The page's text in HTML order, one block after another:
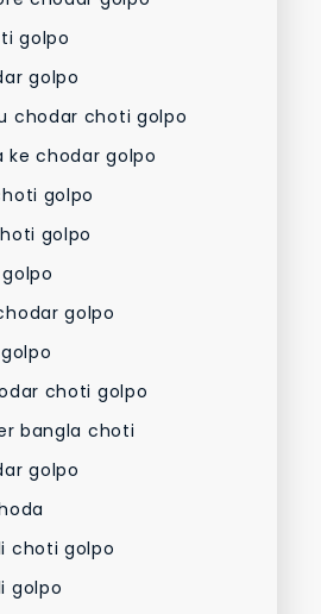
golpo
golpo
chodar choti golpo
ke chodar golpo
golpo
golpo
golpo
choti golpo
bangla choti
golpo
choti golpo
golpo